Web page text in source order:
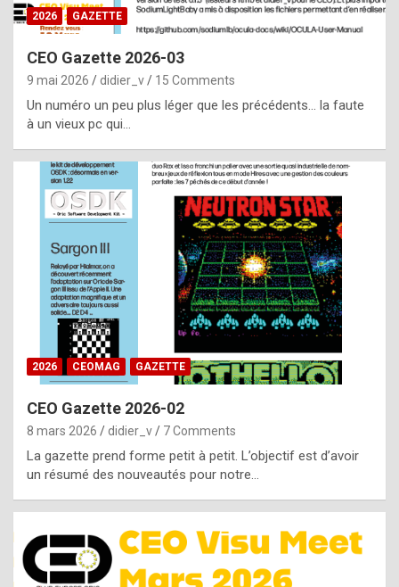
s
i
e
f
o
m
m
a
y
b
e
b
y
g
e
n
u
i
n
e
2026 GAZETTE
CEO Gazette 2026-03
9 mai 2026 didier_v 15 Comments
Un numéro un peu plus léger que les précédents… la faute
à un vieux pc qui…
2026 CEOMAG GAZETTE
CEO Gazette 2026-02
8 mars 2026 didier_v 7 Comments
La gazette prend forme petit à petit. L’objectif est d’avoir
un résumé des nouveautés pour notre…